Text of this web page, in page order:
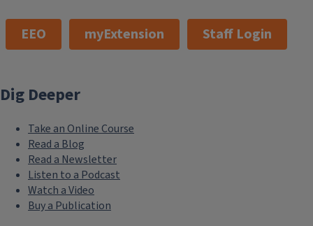
EEO myExtension Staff Login
Dig Deeper
Take an Online Course
Read a Blog
Read a Newsletter
Listen to a Podcast
Watch a Video
Buy a Publication